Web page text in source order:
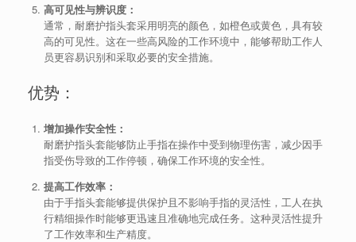
高可见性与辨识度：
通常，耐磨护指头套采用明亮的颜色，如橙色或黄色，具有较
高的可见性。这在一些高风险的工作环境中，能够帮助工作人
员更容易识别和采取必要的安全措施。
优势：
增加操作安全性：
耐磨护指头套能够防止手指在操作中受到物理伤害，减少因手
指受伤导致的工作停顿，确保工作环境的安全性。
提高工作效率：
由于手指头套能够提供保护且不影响手指的灵活性，工人在执
行精细操作时能够更迅速且准确地完成任务。这种灵活性提升
了工作效率和生产精度。